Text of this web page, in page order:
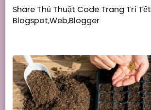
Share Thủ Thuật Code Trang Trí Tết
Blogspot,Web,Blogger